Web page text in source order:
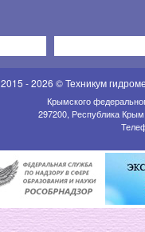
2015 - 2026 © Техникум
Крымского
297200, Республика